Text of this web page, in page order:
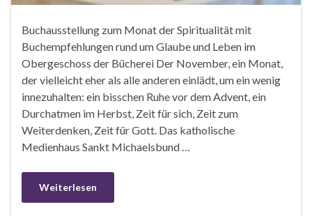
Buchausstellung zum Monat der Spiritualität mit
Buchempfehlungen rund um Glaube und Leben im
Obergeschoss der Bücherei Der November, ein Monat,
der vielleicht eher als alle anderen einlädt, um ein wenig
innezuhalten: ein bisschen Ruhe vor dem Advent, ein
Durchatmen im Herbst, Zeit für sich, Zeit zum
Weiterdenken, Zeit für Gott. Das katholische
Medienhaus Sankt Michaelsbund …
Weiterlesen